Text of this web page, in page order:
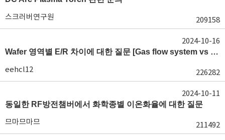
스크러버연구원 209158
Wafer 영역별 E/R 차이에 대한 질문 [Gas flow system vs E/R]
eehcl12 226282
2024-10-16
동일한 RF방전챔버에서 화학종별 이온화율에 대한 질문
므마므마므 211492
2024-10-11